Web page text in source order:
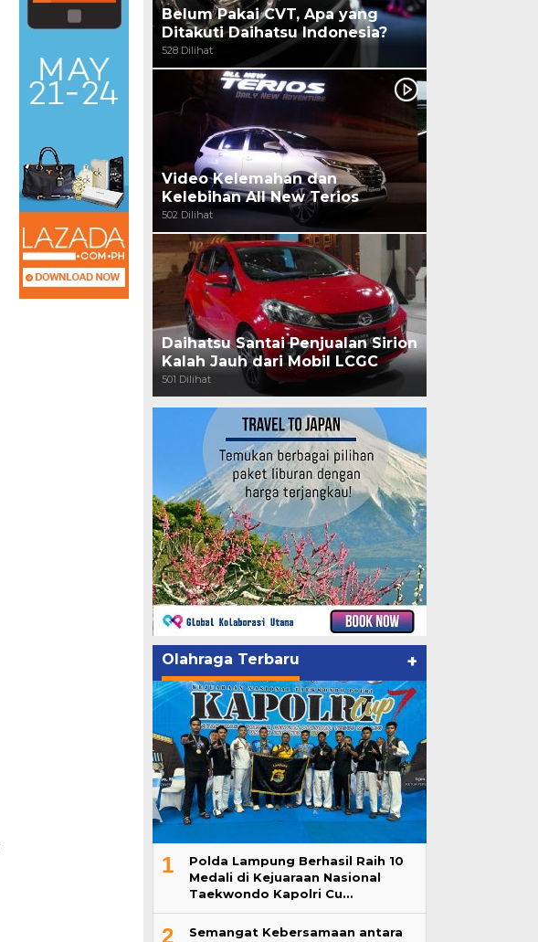
Belum Pakai CVT, Apa yang
Ditakuti Daihatsu Indonesia?
528 Dilihat
Video Kelemahan dan
Kelebihan All New Terios
502 Dilihat
Daihatsu Santai Penjualan Sirion
Kalah Jauh dari Mobil LCGC
501 Dilihat
Olahraga Terbaru +
1
Polda Lampung Berhasil Raih 10
Medali di Kejuaraan Nasional
Taekwondo Kapolri Cu…
2
Semangat Kebersamaan antara